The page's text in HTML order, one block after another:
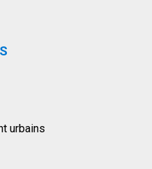
urbains